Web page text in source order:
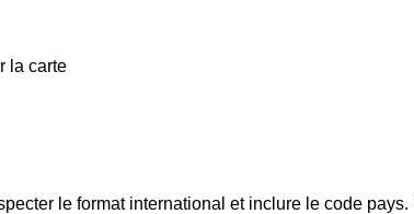
la carte
le format international et inclure le code pays.